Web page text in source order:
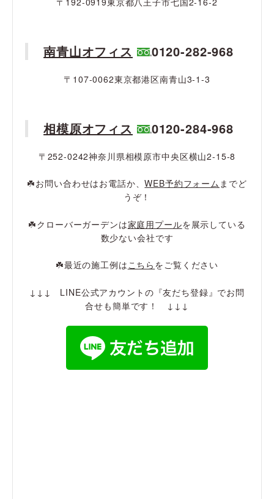
南青山オフィス 0120-282-968
〒107-0062東京都港区南青山3-1-3
相模原オフィス 0120-284-968
〒252-0242神奈川県相模原市中央区横山2-15-8
☘️お問い合わせはお電話か、WEB予約フォーム までど
うぞ！
☘️クローバーガーデンは家庭用プールを展示している
数少ない会社です
☘️最近の施工例はこちら をご覧ください
↓↓↓ LINE公式アカウントの『友だち登録』でお問
合せも簡単です！ ↓↓↓